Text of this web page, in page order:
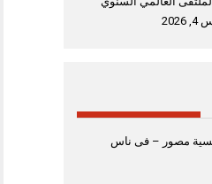
مصور – فى ناس